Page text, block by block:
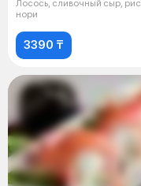
Лосось, сливочный сыр, рис,
нори
3390 ₸